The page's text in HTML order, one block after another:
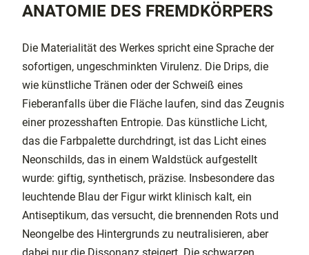
ANATOMIE DES FREMDKÖRPERS
Die Materialität des Werkes spricht eine Sprache der
sofortigen, ungeschminkten Virulenz. Die Drips, die
wie künstliche Tränen oder der Schweiß eines
Fieberanfalls über die Fläche laufen, sind das Zeugnis
einer prozesshaften Entropie. Das künstliche Licht,
das die Farbpalette durchdringt, ist das Licht eines
Neonschilds, das in einem Waldstück aufgestellt
wurde: giftig, synthetisch, präzise. Insbesondere das
leuchtende Blau der Figur wirkt klinisch kalt, ein
Antiseptikum, das versucht, die brennenden Rots und
Neongelbe des Hintergrunds zu neutralisieren, aber
dabei nur die Dissonanz steigert. Die schwarzen,